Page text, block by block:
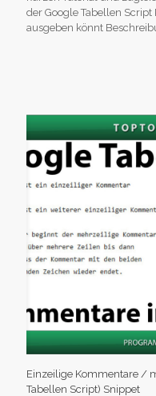
der Google Tabellen
ausgeben könnt
Einzeilige Kommentare /
Tabellen Script) Snippet